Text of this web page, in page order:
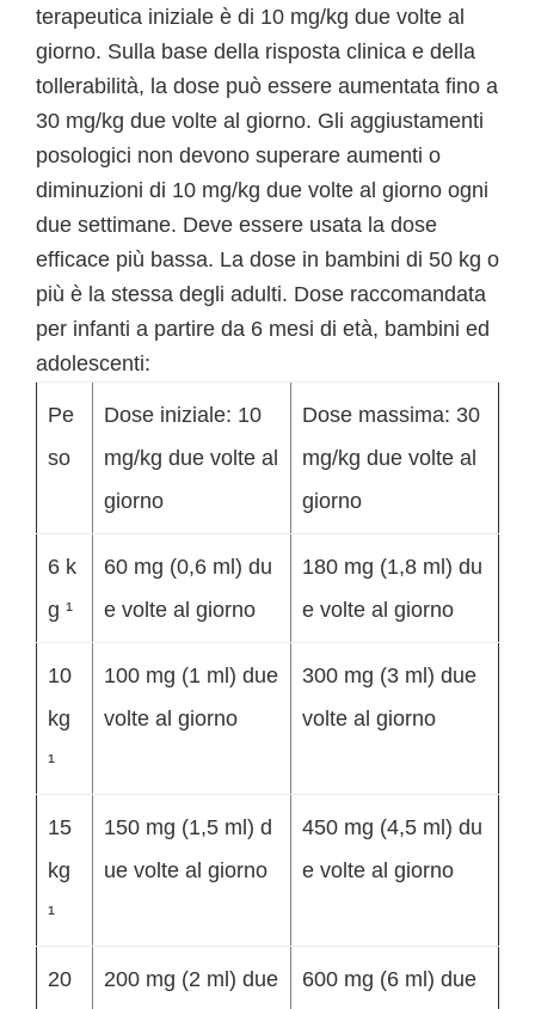
terapeutica iniziale è di 10 mg/kg due volte al
giorno. Sulla base della risposta clinica e della
tollerabilità, la dose può essere aumentata fino a
30 mg/kg due volte al giorno. Gli aggiustamenti
posologici non devono superare aumenti o
diminuzioni di 10 mg/kg due volte al giorno ogni
due settimane. Deve essere usata la dose
efficace più bassa. La dose in bambini di 50 kg o
più è la stessa degli adulti. Dose raccomandata
per infanti a partire da 6 mesi di età, bambini ed
adolescenti:
Pe
so
Dose iniziale: 10
mg/kg due volte al
giorno
Dose massima: 30
mg/kg due volte al
giorno
6 k
g ¹
60 mg (0,6 ml) du
e volte al giorno
180 mg (1,8 ml) du
e volte al giorno
10
kg
¹
100 mg (1 ml) due
volte al giorno
300 mg (3 ml) due
volte al giorno
15
kg
¹
150 mg (1,5 ml) d
ue volte al giorno
450 mg (4,5 ml) du
e volte al giorno
20
200 mg (2 ml) due
600 mg (6 ml) due